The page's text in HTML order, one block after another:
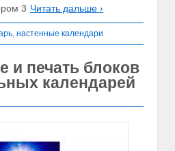
3 Читать дальше ›
настенные календари
и печать блоков
календарей